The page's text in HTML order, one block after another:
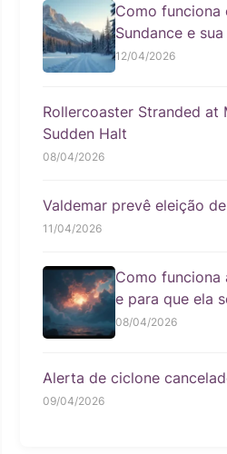
Como funciona
Sundance e
12/04/2026
Rollercoaster Stranded at
Sudden Halt
08/04/2026
Valdemar prevê eleição
11/04/2026
Como funciona
e para que ela
08/04/2026
Alerta de ciclone
09/04/2026